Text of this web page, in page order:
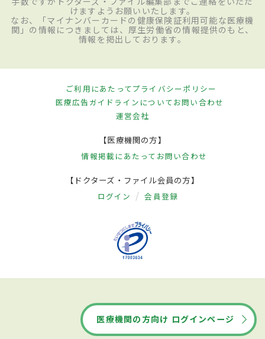
けますようお願いいたします。
なお、「マイナンバーカードの健康保険証利用可能な医療機
関」の情報につきましては、厚生労働省の情報提供のもと、
情報を掲出しております。
ご利用にあたってプライバシーポリシー
医療広告ガイドラインについてお問い合わせ
運営会社
【医療機関の方】
情報掲載にあたって お問い合わせ
【ドクターズ・ファイル会員の方】
ログイン 会員登録
医療機関の方向け ログインページ